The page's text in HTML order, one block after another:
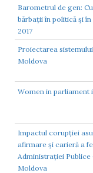
Barometrul de gen:
bărbații în politică și
2017
Proiectarea
Moldova
Women in parliament
Impactul corupției
afirmare şi carieră a
Administrației Publice
Moldova